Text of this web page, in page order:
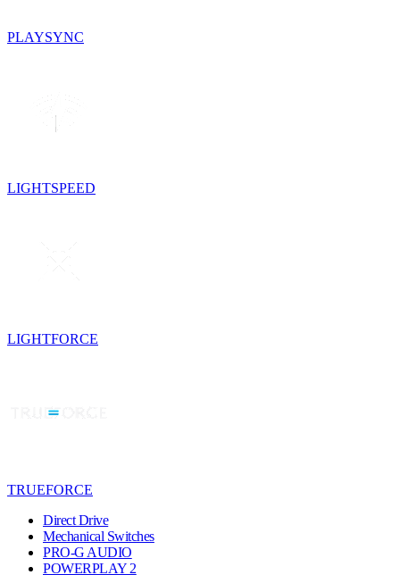
PLAYSYNC
LIGHTSPEED
LIGHTFORCE
TRUEFORCE
Direct Drive
Mechanical Switches
PRO-G AUDIO
POWERPLAY 2